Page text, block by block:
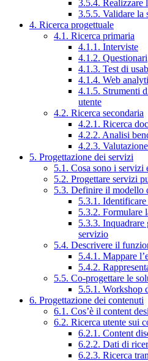
3.5.4. Realizzare
3.5.5. Validare la
4. Ricerca progettuale
4.1. Ricerca primaria
4.1.1. Interviste
4.1.2. Questionari
4.1.3. Test di
4.1.4. Web
4.1.5. Strumenti
utente
4.2. Ricerca secondaria
4.2.1. Ricerca
4.2.2. Analisi
4.2.3.
5. Progettazione dei servizi
5.1. Cosa sono i servizi
5.2. Progettare servizi
5.3. Definire il modello
5.3.1.
5.3.2. Formulare
5.3.3.
servizio
5.4. Descrivere il
5.4.1. Mappare
5.4.2.
5.5. Co-progettare le
5.5.1. Workshop
6. Progettazione dei contenuti
6.1. Cos’è il content
6.2. Ricerca utente sui
6.2.1. Content
6.2.2. Dati di
6.2.3. Ricerca